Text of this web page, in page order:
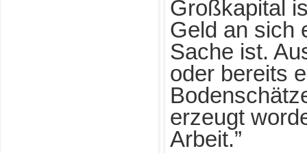
Großkapital
Geld an sich
Sache ist.
oder bereits
erzeugt
Arbeit.”